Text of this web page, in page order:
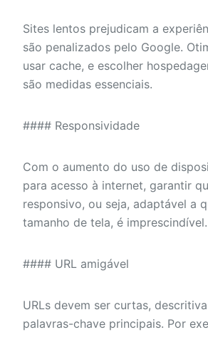
Sites lentos prejudicam a
são penalizados pelo Google.
usar cache, e escolher
são medidas essenciais.
#### Responsividade
Com o aumento do uso de
para acesso à internet, garantir
responsivo, ou seja, adaptável a
tamanho de tela, é imprescindível.
#### URL amigável
URLs devem ser curtas,
palavras-chave principais. Por